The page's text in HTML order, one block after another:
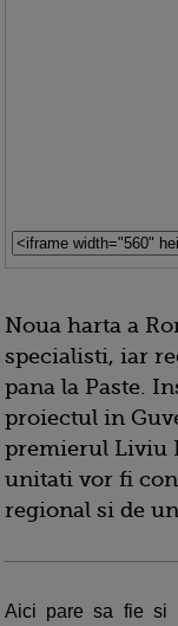
Noua harta a
specialisti, iar
pana la Paste.
proiectul in
premierul Liviu
unitati vor fi
regional si de
Aici pare sa fie si